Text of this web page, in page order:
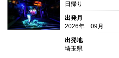
日帰り
出発月
2026年 09月
出発地
埼玉県